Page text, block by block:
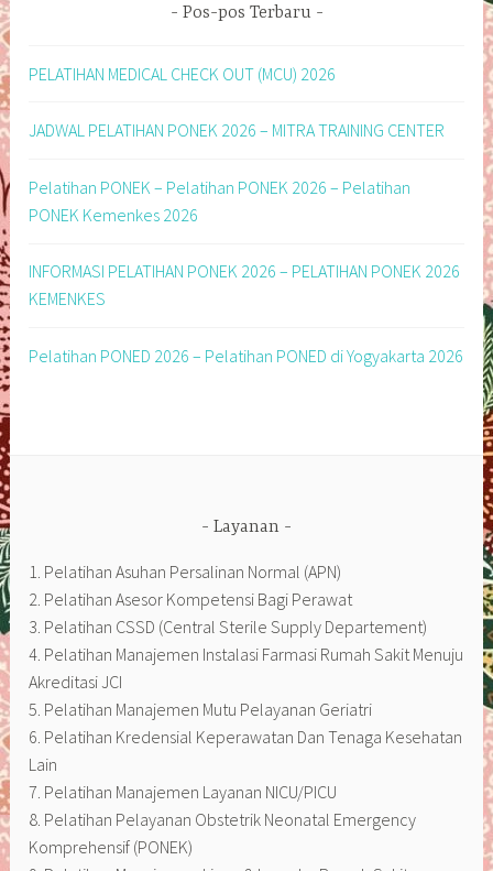
Pos-pos Terbaru
PELATIHAN MEDICAL CHECK OUT (MCU) 2026
JADWAL PELATIHAN PONEK 2026 – MITRA TRAINING CENTER
Pelatihan PONEK – Pelatihan PONEK 2026 – Pelatihan
PONEK Kemenkes 2026
INFORMASI PELATIHAN PONEK 2026 – PELATIHAN PONEK 2026
KEMENKES
Pelatihan PONED 2026 – Pelatihan PONED di Yogyakarta 2026
Layanan
1. Pelatihan Asuhan Persalinan Normal (APN)
2. Pelatihan Asesor Kompetensi Bagi Perawat
3. Pelatihan CSSD (Central Sterile Supply Departement)
4. Pelatihan Manajemen Instalasi Farmasi Rumah Sakit Menuju
Akreditasi JCI
5. Pelatihan Manajemen Mutu Pelayanan Geriatri
6. Pelatihan Kredensial Keperawatan Dan Tenaga Kesehatan
Lain
7. Pelatihan Manajemen Layanan NICU/PICU
8. Pelatihan Pelayanan Obstetrik Neonatal Emergency
Komprehensif (PONEK)